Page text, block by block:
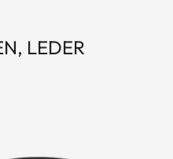
LEDER